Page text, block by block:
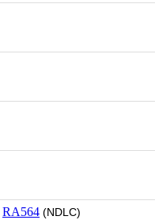
RA564 (NDLC)